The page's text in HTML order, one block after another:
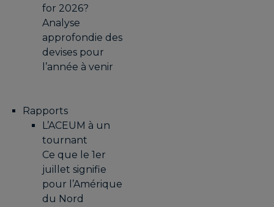
for 2026?
Analyse
approfondie des
devises pour
l’année à venir
Rapports
L’ACEUM à un
tournant
Ce que le 1er
juillet signifie
pour l’Amérique
du Nord